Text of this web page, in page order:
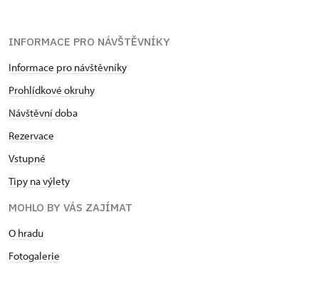
INFORMACE PRO NÁVŠTĚVNÍKY
Informace pro návštěvníky
Prohlídkové okruhy
Návštěvní doba
Rezervace
Vstupné
Tipy na výlety
MOHLO BY VÁS ZAJÍMAT
O hradu
Fotogalerie